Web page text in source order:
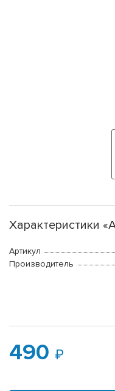
Характеристики
Артикул
Производитель
490